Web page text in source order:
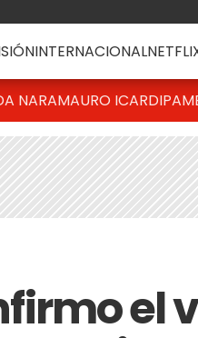
INTERNACIONAL
NARAMAURO ICARDI
el